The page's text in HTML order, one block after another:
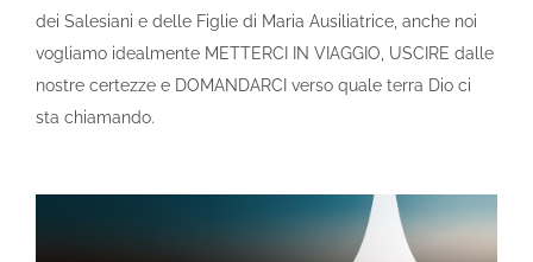
dei Salesiani e delle Figlie di Maria Ausiliatrice, anche noi
vogliamo idealmente METTERCI IN VIAGGIO, USCIRE dalle
nostre certezze e DOMANDARCI verso quale terra Dio ci
sta chiamando.